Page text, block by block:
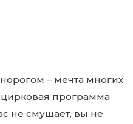
– мечта многих
программа
не смущает, вы не